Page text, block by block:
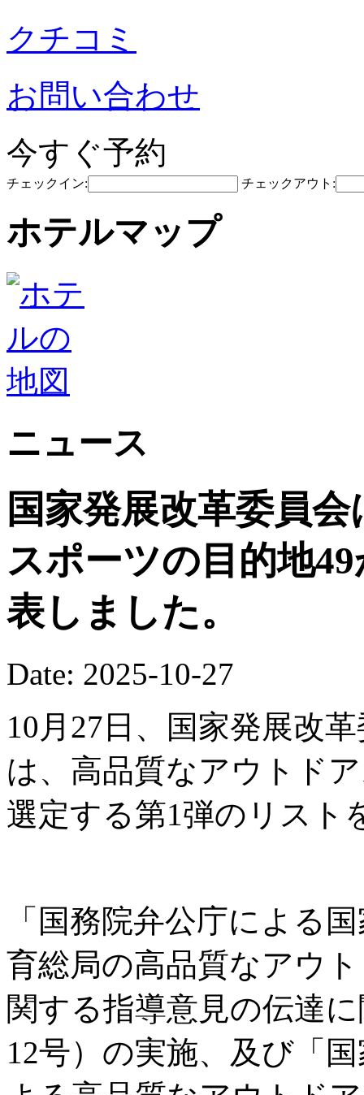
クチコミ
お問い合わせ
今すぐ予約
チェックイン: チェックアウト:
ホテルマップ
ニュース
国家発展改革委員
スポーツの目的地
表しました。
Date: 2025-10-27
10月27日、国家発展改
は、高品質なアウトド
選定する第1弾のリスト
「国務院弁公庁による
育総局の高品質なアウ
関する指導意見の伝達
12号）の実施、及び「